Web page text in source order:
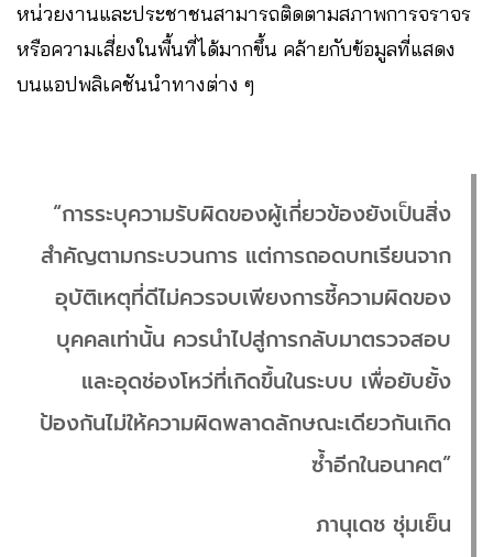
หน่วยงานและประชาชนสามารถติดตามสภาพการจราจร
หรือความเสี่ยงในพื้นที่ได้มากขึ้น คล้ายกับข้อมูลที่แสดง
บนแอปพลิเคชันนำทางต่าง ๆ
“การระบุความรับผิดของผู้เกี่ยวข้องยังเป็นสิ่ง
สำคัญตามกระบวนการ แต่การถอดบทเรียนจาก
อุบัติเหตุที่ดีไม่ควรจบเพียงการชี้ความผิดของ
บุคคลเท่านั้น ควรนำไปสู่การกลับมาตรวจสอบ
และอุดช่องโหว่ที่เกิดขึ้นในระบบ เพื่อยับยั้ง
ป้องกันไม่ให้ความผิดพลาดลักษณะเดียวกันเกิด
ซ้ำอีกในอนาคต”
ภานุเดช ชุ่มเย็น